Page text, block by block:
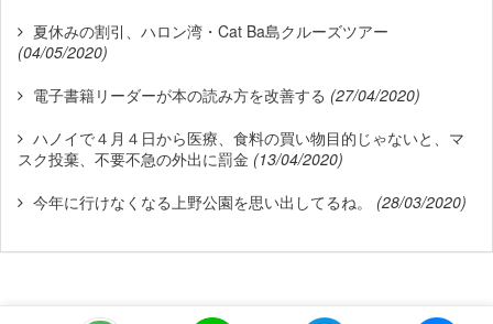
夏休みの割引、ハロン湾・Cat Ba島クルーズツアー
(04/05/2020)
電子書籍リーダーが本の読み方を改善する (27/04/2020)
ハノイで４月４日から医療、食料の買い物目的じゃないと、マ
スク投棄、不要不急の外出に罰金 (13/04/2020)
今年に行けなくなる上野公園を思い出してるね。
(28/03/2020)